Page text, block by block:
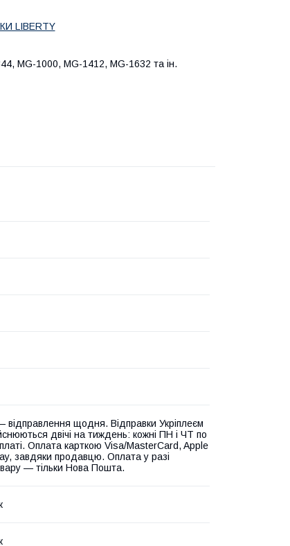
LIBERTY
MG-1000, MG-1412, MG-1632 та ін.
щодня. Відправки Укріплеєм
двічі на тиждень: кожні ПН і ЧТ по
Оплата карткою Visa/MasterCard, Apple
завдяки продавцю. Оплата у разі
— тільки Нова Пошта.